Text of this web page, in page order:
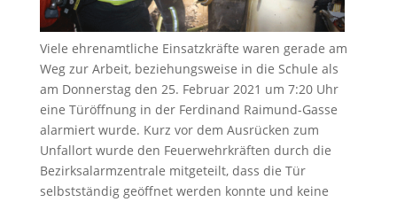
Viele ehrenamtliche Einsatzkräfte waren gerade am
Weg zur Arbeit, beziehungsweise in die Schule als
am Donnerstag den 25. Februar 2021 um 7:20 Uhr
eine Türöffnung in der Ferdinand Raimund-Gasse
alarmiert wurde. Kurz vor dem Ausrücken zum
Unfallort wurde den Feuerwehrkräften durch die
Bezirksalarmzentrale mitgeteilt, dass die Tür
selbstständig geöffnet werden konnte und keine